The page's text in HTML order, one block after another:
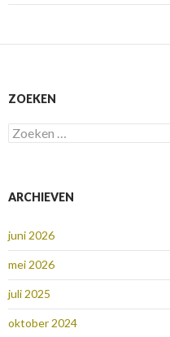
ZOEKEN
Zoeken
naar:
ARCHIEVEN
juni 2026
mei 2026
juli 2025
oktober 2024